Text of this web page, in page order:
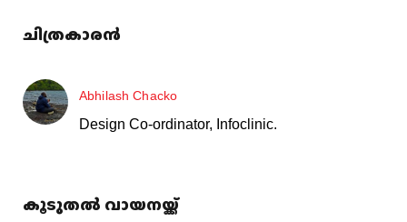
ചിത്രകാരൻ
Abhilash Chacko
Design Co-ordinator, Infoclinic.
കൂടുതൽ വായനയ്ക്ക്